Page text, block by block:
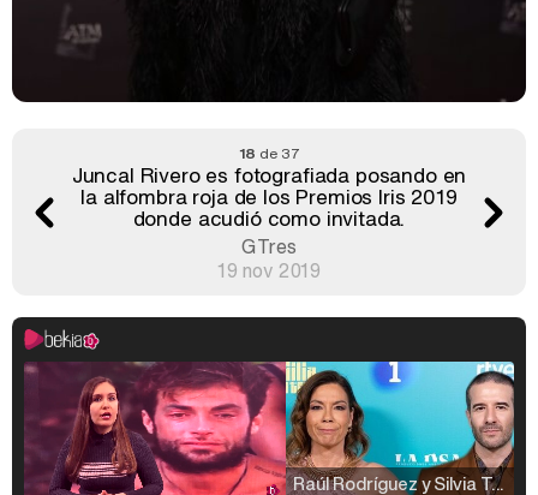
18 de 37
Juncal Rivero es fotografiada posando en
la alfombra roja de los Premios Iris 2019
donde acudió como invitada.
GTres
19 nov 2019
Raúl Rodríguez y Silvia Taulés nos cuentan su papel en 'La familia de la tele'